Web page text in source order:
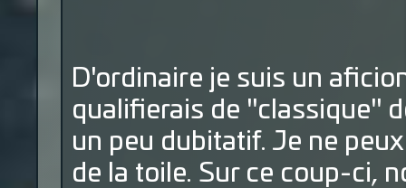
D'ordinaire je suis un
qualifierais de "classique"
un peu dubitatif. Je ne
de la toile. Sur ce coup-ci,